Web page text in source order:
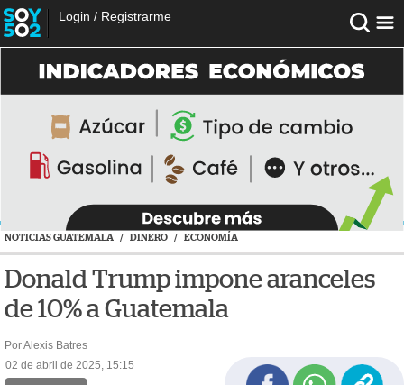
Login / Registrarme
NOTICIAS GUATEMALA / DINERO / ECONOMÍA
Donald Trump impone aranceles
de 10% a Guatemala
Por Alexis Batres
02 de abril de 2025, 15:15